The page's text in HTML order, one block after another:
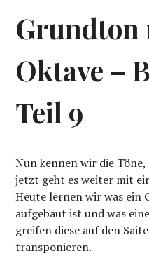
Grundton
Oktave –
Teil 9
Nun kennen wir die
jetzt geht es weiter mit
Heute lernen wir was ein
aufgebaut ist und was
greifen diese auf den
transponieren.